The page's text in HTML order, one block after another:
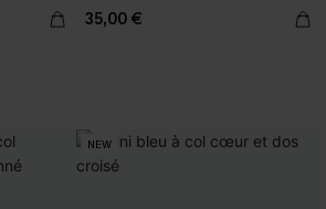
35,00 €
NEW